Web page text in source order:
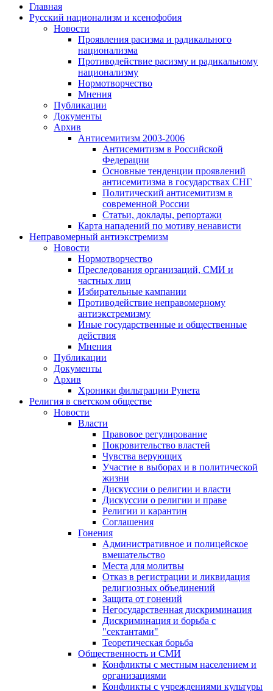
Главная
Русский национализм и ксенофобия
Новости
Проявления расизма и радикального
национализма
Противодействие расизму и радикальному
национализму
Нормотворчество
Мнения
Публикации
Документы
Архив
Антисемитизм 2003-2006
Антисемитизм в Российской
Федерации
Основные тенденции проявлений
антисемитизма в государствах СНГ
Политический антисемитизм в
современной России
Статьи, доклады, репортажи
Карта нападений по мотиву ненависти
Неправомерный антиэкстремизм
Новости
Нормотворчество
Преследования организаций, СМИ и
частных лиц
Избирательные кампании
Противодействие неправомерному
антиэкстремизму
Иные государственные и общественные
действия
Мнения
Публикации
Документы
Архив
Хроники фильтрации Рунета
Религия в светском обществе
Новости
Власти
Правовое регулирование
Покровительство властей
Чувства верующих
Участие в выборах и в политической
жизни
Дискуссии о религии и власти
Дискуссии о религии и праве
Религии и карантин
Соглашения
Гонения
Административное и полицейское
вмешательство
Места для молитвы
Отказ в регистрации и ликвидация
религиозных объединений
Защита от гонений
Негосударственная дискриминация
Дискриминация и борьба с
"сектантами"
Теоретическая борьба
Общественность и СМИ
Конфликты с местным населением и
организациями
Конфликты с учреждениями культуры